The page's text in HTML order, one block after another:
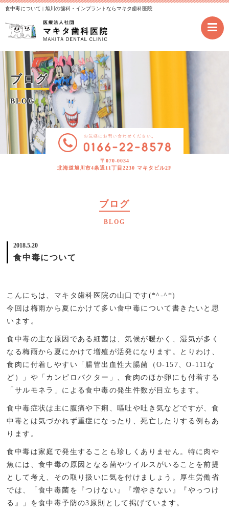
食中毒について | 旭川の歯科・インプラントならマキタ歯科医院
ブログ
BLOG
〒070-0034
北海道旭川市4条通11丁目2230 マキタビル2F
ブログ
BLOG
2018.5.20
食中毒について
こんにちは、マキタ歯科医院の山口です(*^-^*)
今回は梅雨から夏にかけて多い食中毒について書きたいと思
います。
食中毒の主な原因である細菌は、気候が暖かく、湿気が多く
なる梅雨から夏にかけて増殖が活発になります。とりわけ、
食肉に付着しやすい「腸管出血性大腸菌（O-157、O-111な
ど）」や「カンピロバクター」、食肉のほか卵にも付着する
「サルモネラ」による食中毒の発生件数が目立ちます。
食中毒症状は主に腹痛や下痢、嘔吐や吐き気などですが、食
中毒とは気づかれず重症になったり、死亡したりする例もあ
ります。
食中毒は家庭で発生することも珍しくありません。特に肉や
魚には、食中毒の原因となる菌やウイルスがいることを前提
として考え、その取り扱いに気を付けましょう。厚生労働省
では、「食中毒菌を『つけない』『増やさない』『やっつけ
る』」を食中毒予防の3原則として掲げています。